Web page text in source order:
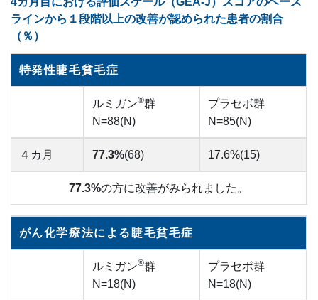
ラインから１段階以上の改善が認められた患者の割合
（％）
特発性睫毛貧毛症
ルミガン®群
N=88(N)
プラセボ群
N=85(N)
４カ月 77.3%(68) 17.6%(15)
77.3%の方に改善がみられました。
がん化学療法による睫毛貧毛症
ルミガン®群
N=18(N)
プラセボ群
N=18(N)